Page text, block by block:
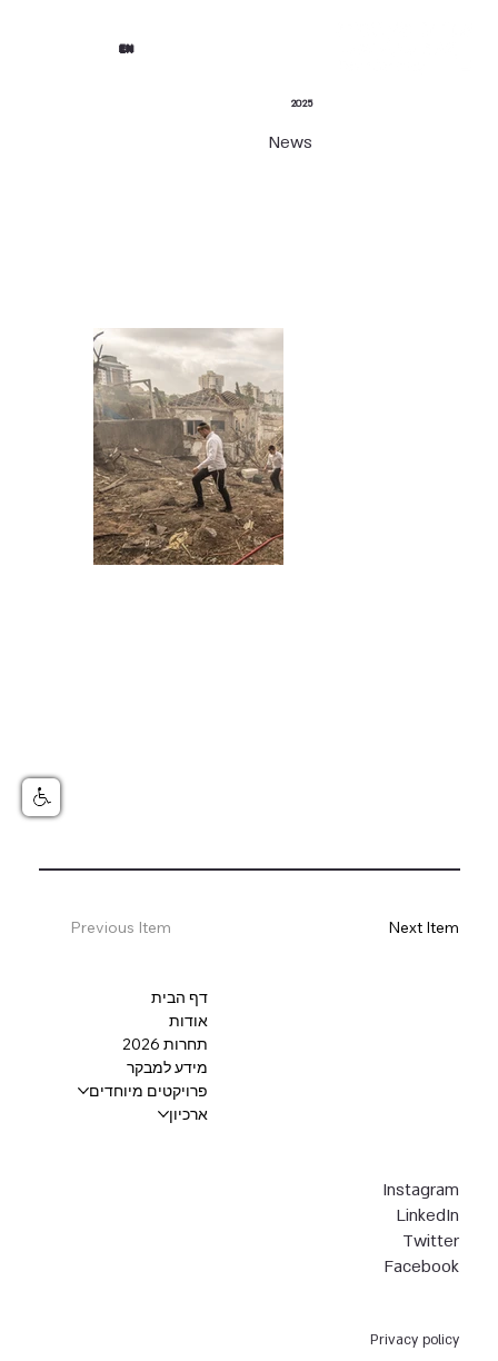
EN
2025
News
Next Item
Previous Item
Privacy policy
Instagram
LinkedIn
Twitter
Facebook
דף הבית
אודות
תחרות 2026
מידע למבקר
פרויקטים מיוחדים
ארכיון